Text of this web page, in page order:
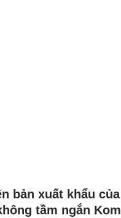
bản xuất khẩu
tầm ngắn